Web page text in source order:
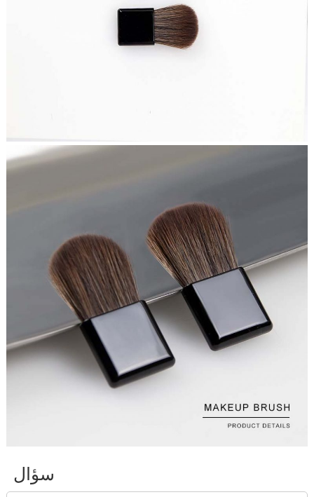
سؤال